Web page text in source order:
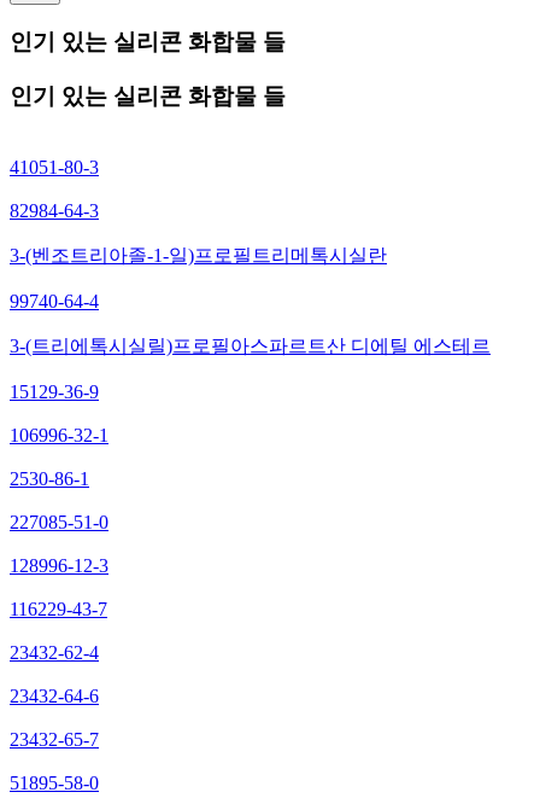
인기 있는 실리콘 화합물 들
인기 있는 실리콘 화합물 들
41051-80-3
82984-64-3
3-(벤조트리아졸-1-일)프로필트리메톡시실란
99740-64-4
3-(트리에톡시실릴)프로필아스파르트산 디에틸 에스테르
15129-36-9
106996-32-1
2530-86-1
227085-51-0
128996-12-3
116229-43-7
23432-62-4
23432-64-6
23432-65-7
51895-58-0